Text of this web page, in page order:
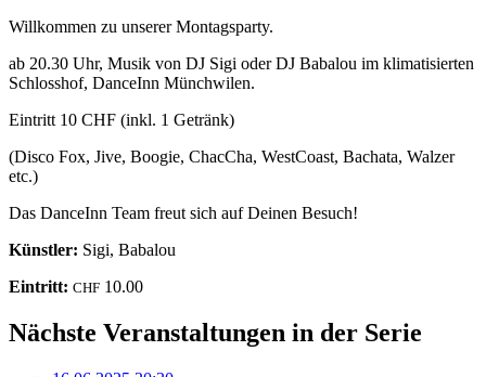
Willkommen zu unserer Montagsparty.
ab 20.30 Uhr, Musik von DJ Sigi oder DJ Babalou im klimatisierten
Schlosshof, DanceInn Münchwilen.
Eintritt 10 CHF (inkl. 1 Getränk)
(Disco Fox, Jive, Boogie, ChacCha, WestCoast, Bachata, Walzer
etc.)
Das DanceInn Team freut sich auf Deinen Besuch!
Künstler: Sigi, Babalou
Eintritt: CHF 10.00
Nächste Veranstaltungen in der Serie